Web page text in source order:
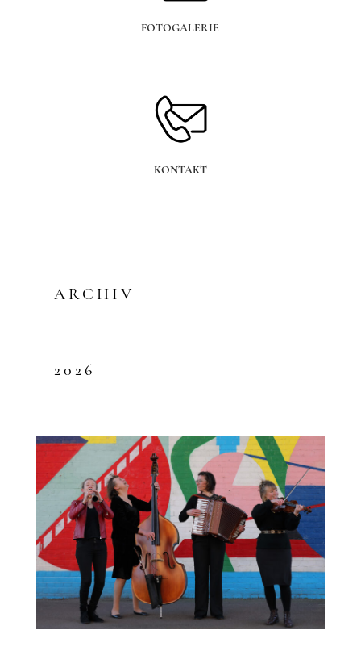
FOTOGALERIE
KONTAKT
ARCHIV
2026